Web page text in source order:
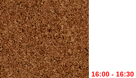
16:00 - 16:30